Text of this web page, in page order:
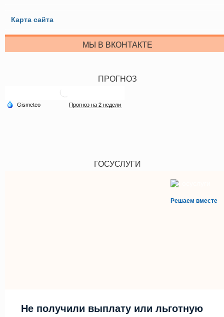
Карта сайта
МЫ В ВКОНТАКТЕ
ПРОГНОЗ
ГОСУСЛУГИ
Решаем вместе
Не получили выплату или льготную